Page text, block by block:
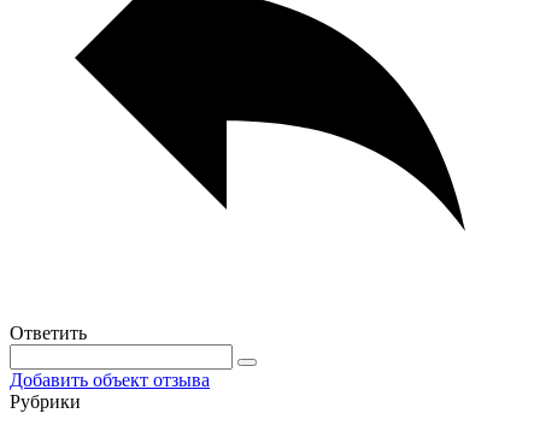
Ответить
Добавить объект отзыва
Рубрики